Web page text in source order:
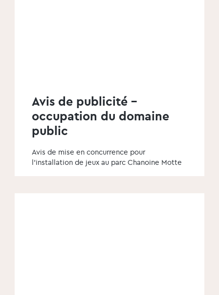
Avis de publicité -
occupation du domaine
public
Avis de mise en concurrence pour
l’installation de jeux au parc Chanoine Motte